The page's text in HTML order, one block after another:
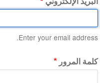
Enter your email address.
كلمة المرور